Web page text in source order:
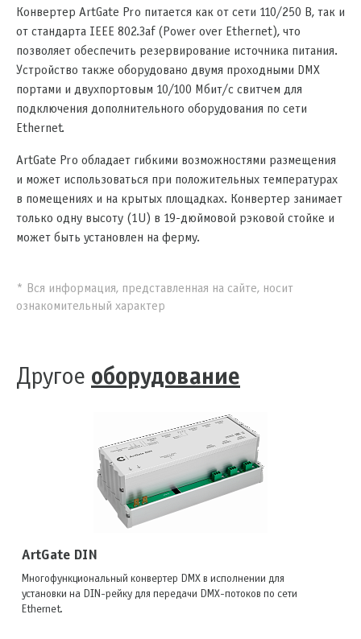
Конвертер ArtGate Pro питается как от сети 110/250 В, так и
от стандарта IEEE 802.3af (Power over Ethernet), что
позволяет обеспечить резервирование источника питания.
Устройство также оборудовано двумя проходными DMX
портами и двухпортовым 10/100 Мбит/с свитчем для
подключения дополнительного оборудования по сети
Ethernet.
ArtGate Pro обладает гибкими возможностями размещения
и может использоваться при положительных температурах
в помещениях и на крытых площадках. Конвертер занимает
только одну высоту (1U) в 19-дюймовой рэковой стойке и
может быть установлен на ферму.
* Вся информация, представленная на сайте, носит
ознакомительный характер
Другое оборудование
ArtGate DIN
Многофункциональный конвертер DMX в исполнении для
установки на DIN-рейку для передачи DMX-потоков по сети
Ethernet.